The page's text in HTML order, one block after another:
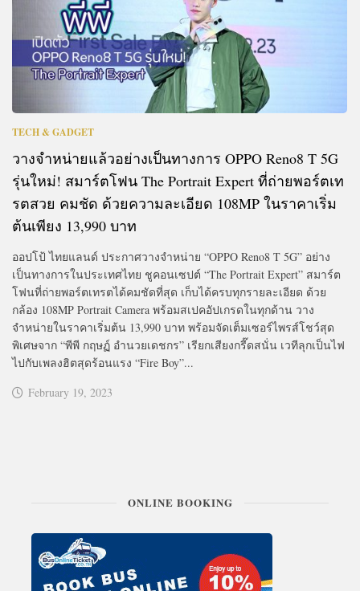
TECH & GADGET
วางจำหน่ายแล้วอย่างเป็นทางการ OPPO Reno8 T 5G
รุ่นใหม่! สมาร์ตโฟน The Portrait Expert ที่ถ่ายพอร์ตเท
รตสวย คมชัด ด้วยความละเอียด 108MP ในราคาเริ่ม
ต้นเพียง 13,990 บาท
ออปโป้ ไทยแลนด์ ประกาศวางจำหน่าย “OPPO Reno8 T 5G” อย่าง
เป็นทางการในประเทศไทย ชูคอนเซปต์ “The Portrait Expert” สมาร์ต
โฟนที่ถ่ายพอร์ตเทรตได้คมชัดที่สุด เก็บได้ครบทุกรายละเอียด ด้วย
กล้อง 108MP Portrait Camera พร้อมสเปคอัปเกรดในทุกด้าน วาง
จำหน่ายในราคาเริ่มต้น 13,990 บาท พร้อมจัดเต็มเซอร์ไพรส์โชว์สุด
พิเศษจาก “พีพี กฤษฏ์ อำนวยเดชกร” เรียกเสียงกรี๊ดสนั่น เวทีลุกเป็นไฟ
ไปกับเพลงฮิตสุดร้อนแรง “Fire Boy”...
February 19, 2023
ONLINE BOOKING